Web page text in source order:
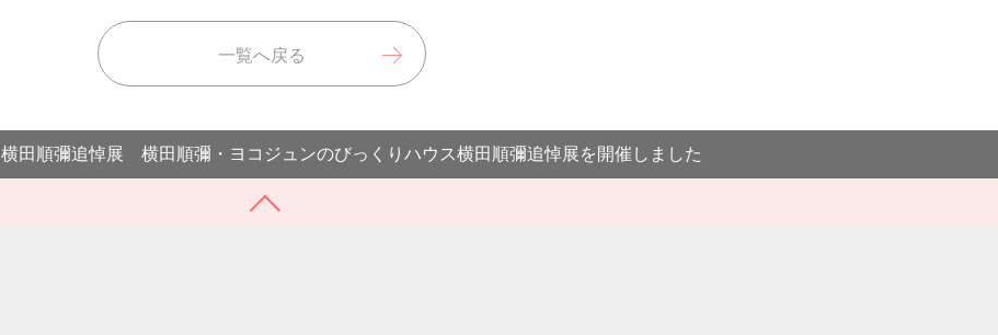
一覧へ戻る
横田順彌追悼展 横田順彌・ヨコジュンのびっくりハウス横田順彌追悼展を開催しました